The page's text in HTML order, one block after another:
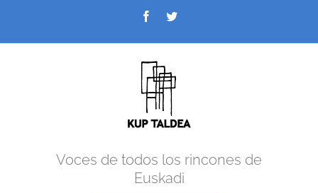
FacebookTwitter
Voces de todos los rincones de
Euskadi